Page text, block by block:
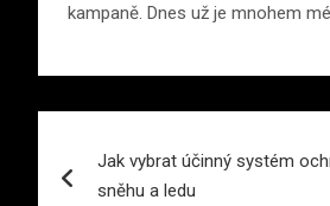
kampaně. Dnes už je mnohem
pro
Jak vybrat účinný systém
sněhu a ledu